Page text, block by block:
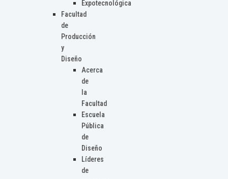
Expotecnológica
Facultad
de
Producción
y
Diseño
Acerca
de
la
Facultad
Escuela
Pública
de
Diseño
Líderes
de